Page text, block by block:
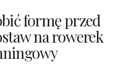
formę przed
na rowerek